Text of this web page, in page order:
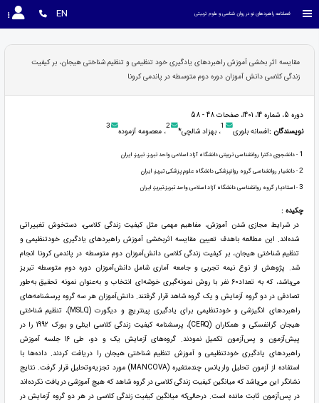
فصلنامه راهبردهای نو در روان شناسی و علوم تربیتی EN
مقایسه اثر بخشی آموزش راهبردهای یادگیری خود تنظیمی و تنظیم شناختی هیجان، بر کیفیت
زندگی کلاسی دانش آموزان دوره دوم متوسطه در پاندمی کرونا
دوره 5، شماره 14، 1401، صفحات 48 - 58
نویسندگان :افسانه بلوری 1، بهزاد شالچی* 2، معصومه آزموده 3
1 - دانشجوی دکترا روانشناسی تربیتی دانشگاه آزاد اسلامی واحد تبریز، تبریز، ایران
2- دانشیار روانشناسی گروه روانپزشکی دانشگاه علوم پزشکی تبریز، ایران
3- استادیار گروه روانشناسی دانشگاه آزاد اسلامی واحد تبریز،تبریز، ایران
چکیده :
در شرایط مجازی شدن آموزش، مفاهیم مهمی مثل کیفیت زندگی کلاسی، دستخوش تغییراتی
شده‌اند. این مطالعه باهدف تعیین مقایسه اثربخشی آموزش راهبردهای یادگیری خودتنظیمی و
تنظیم شناختی هیجان، بر کیفیت زندگی کلاسی دانش‌آموزان دوم متوسطه در پاندمی کرونا انجام
شد. پژوهش از نوع نیمه تجربی و جامعه آماری شامل دانش‌آموزان دوره دوم متوسطه تبریز
می‌باشد، که به تعداد60 نفر با روش نمونه‌گیری خوشه‌ای انتخاب و به‌عنوان نمونه تحقیق به‌طور
تصادفی در دو گروه آزمایش و یک گروه شاهد قرار گرفتند. دانش‌آموزان هر سه گروه پرسشنامه‌های
راهبردهای انگیزشی و خودتنظیمی برای یادگیری پینتریچ و دیگورت (MSLQ)، تنظیم شناختی
هیجان گرانفسکی و همکاران (CERQ)، پرسشنامه کیفیت زندگی کلاسی اینلی و بورک 1992 را در
پیش‌آزمون و پس‌آزمون تکمیل نمودند. گروه‌های آزمایش یک و دو، طی 16 جلسه آموزش
راهبردهای یادگیری خودتنظیمی و آموزش تنظیم شناختی هیجان را دریافت کردند. داده‌ها با
استفاده از آزمون تحلیل واریانس چندمتغیره (MANCOVA) مورد تجزیه‌وتحلیل قرار گرفت. نتایج
نشانگر این می‌باشد که میانگین کیفیت زندگی کلاسی در گروه شاهد که هیچ آموزشی دریافت نکرده‌اند
در پس‌آزمون ثابت مانده است. درحالی‌که میانگین کیفیت زندگی کلاسی در هر دو گروه آزمایش در